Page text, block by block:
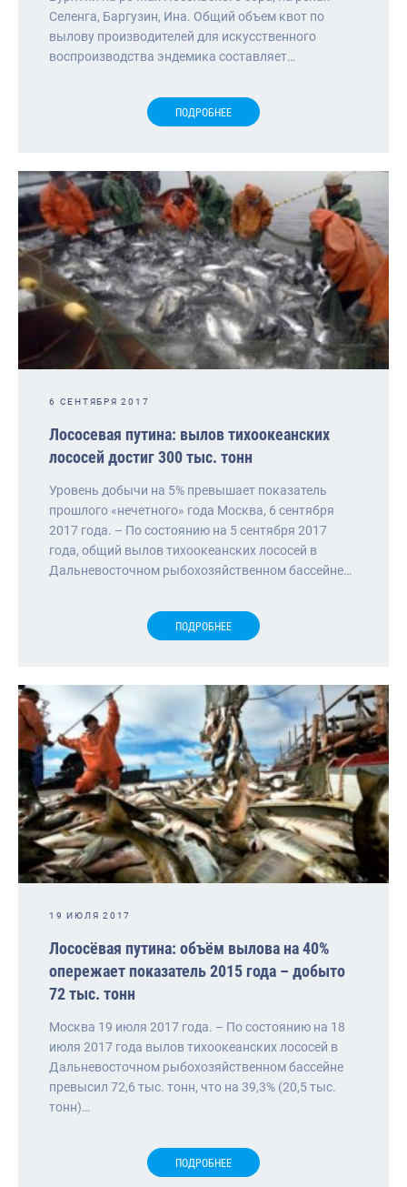
Селенга, Баргузин, Ина. Общий объем квот по
вылову производителей для искусственного
воспроизводства эндемика составляет…
ПОДРОБНЕЕ
6 СЕНТЯБРЯ 2017
Лососевая путина: вылов тихоокеанских
лососей достиг 300 тыс. тонн
Уровень добычи на 5% превышает показатель
прошлого «нечетного» года Москва, 6 сентября
2017 года. – По состоянию на 5 сентября 2017
года, общий вылов тихоокеанских лососей в
Дальневосточном рыбохозяйственном бассейне…
ПОДРОБНЕЕ
19 ИЮЛЯ 2017
Лососёвая путина: объём вылова на 40%
опережает показатель 2015 года – добыто
72 тыс. тонн
Москва 19 июля 2017 года. – По состоянию на 18
июля 2017 года вылов тихоокеанских лососей в
Дальневосточном рыбохозяйственном бассейне
превысил 72,6 тыс. тонн, что на 39,3% (20,5 тыс.
тонн)…
ПОДРОБНЕЕ